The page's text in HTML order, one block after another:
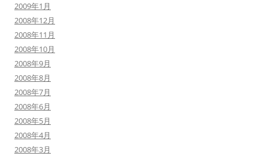
2009年1月
2008年12月
2008年11月
2008年10月
2008年9月
2008年8月
2008年7月
2008年6月
2008年5月
2008年4月
2008年3月